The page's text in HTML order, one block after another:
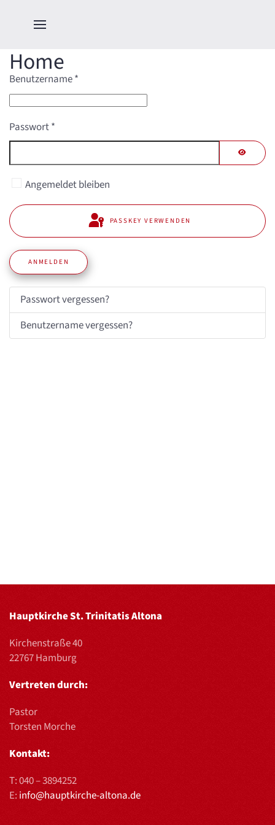
Home
Benutzername*
Passwort*
Angemeldet bleiben
PASSKEY VERWENDEN
ANMELDEN
Passwort vergessen?
Benutzername vergessen?
Hauptkirche St. Trinitatis Altona
Kirchenstraße 40
22767 Hamburg
Vertreten durch:
Pastor
Torsten Morche
Kontakt:
T:040 – 3894252
E: info@hauptkirche-altona.de